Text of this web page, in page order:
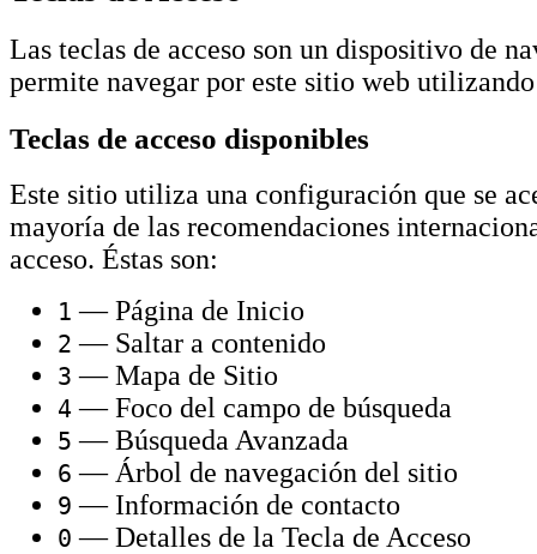
Las teclas de acceso son un dispositivo de
permite navegar por este sitio web
Teclas de acceso disponibles
Este sitio utiliza una configuración que se
mayoría de las recomendaciones
acceso. Éstas son:
1 — Página de Inicio
2 — Saltar a contenido
3 — Mapa de Sitio
4 — Foco del campo de búsqueda
5 — Búsqueda Avanzada
6 — Árbol de navegación del sitio
9 — Información de contacto
0 — Detalles de la Tecla de Acceso